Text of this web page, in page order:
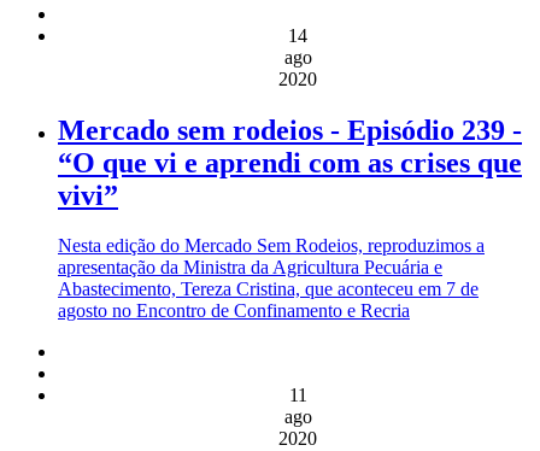
14
ago
2020
Mercado sem rodeios - Episódio 239 -
“O que vi e aprendi com as crises que
vivi”
Nesta edição do Mercado Sem Rodeios, reproduzimos a
apresentação da Ministra da Agricultura Pecuária e
Abastecimento, Tereza Cristina, que aconteceu em 7 de
agosto no Encontro de Confinamento e Recria
11
ago
2020